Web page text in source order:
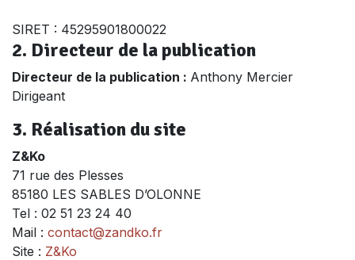
SIRET : 45295901800022
2. Directeur de la publication
Directeur de la publication : Anthony Mercier
Dirigeant
3. Réalisation du site
Z&Ko
71 rue des Plesses
85180 LES SABLES D’OLONNE
Tel : 02 51 23 24 40
Mail : contact@zandko.fr
Site : Z&Ko